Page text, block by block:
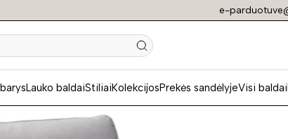
e-
Lauko baldaiStiliaiKolekcijosPrekės sandėlyjeVisi baldai